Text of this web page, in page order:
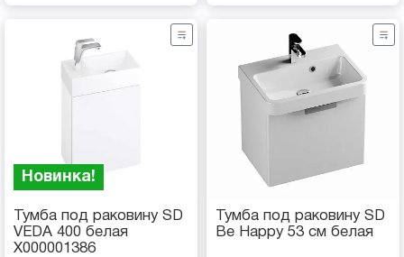
Новинка!
Тумба под раковину SD
VEDA 400 белая
X000001386
Тумба под раковину SD
Be Happy 53 см белая